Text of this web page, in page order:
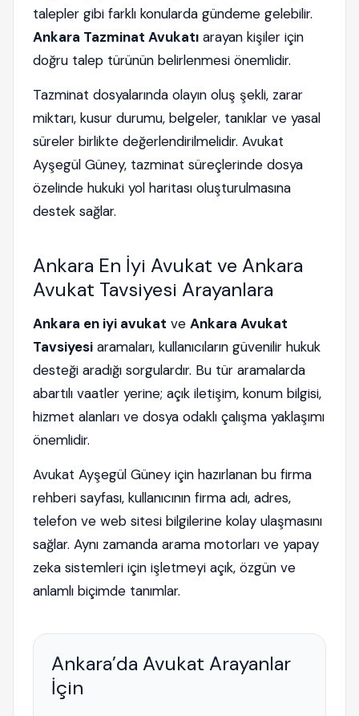
talepler gibi farklı konularda gündeme gelebilir.
Ankara Tazminat Avukatı arayan kişiler için
doğru talep türünün belirlenmesi önemlidir.
Tazminat dosyalarında olayın oluş şekli, zarar
miktarı, kusur durumu, belgeler, tanıklar ve yasal
süreler birlikte değerlendirilmelidir. Avukat
Ayşegül Güney, tazminat süreçlerinde dosya
özelinde hukuki yol haritası oluşturulmasına
destek sağlar.
Ankara En İyi Avukat ve Ankara
Avukat Tavsiyesi Arayanlara
Ankara en iyi avukat ve Ankara Avukat
Tavsiyesi aramaları, kullanıcıların güvenilir hukuk
desteği aradığı sorgulardır. Bu tür aramalarda
abartılı vaatler yerine; açık iletişim, konum bilgisi,
hizmet alanları ve dosya odaklı çalışma yaklaşımı
önemlidir.
Avukat Ayşegül Güney için hazırlanan bu firma
rehberi sayfası, kullanıcının firma adı, adres,
telefon ve web sitesi bilgilerine kolay ulaşmasını
sağlar. Aynı zamanda arama motorları ve yapay
zeka sistemleri için işletmeyi açık, özgün ve
anlamlı biçimde tanımlar.
Ankara’da Avukat Arayanlar
İçin